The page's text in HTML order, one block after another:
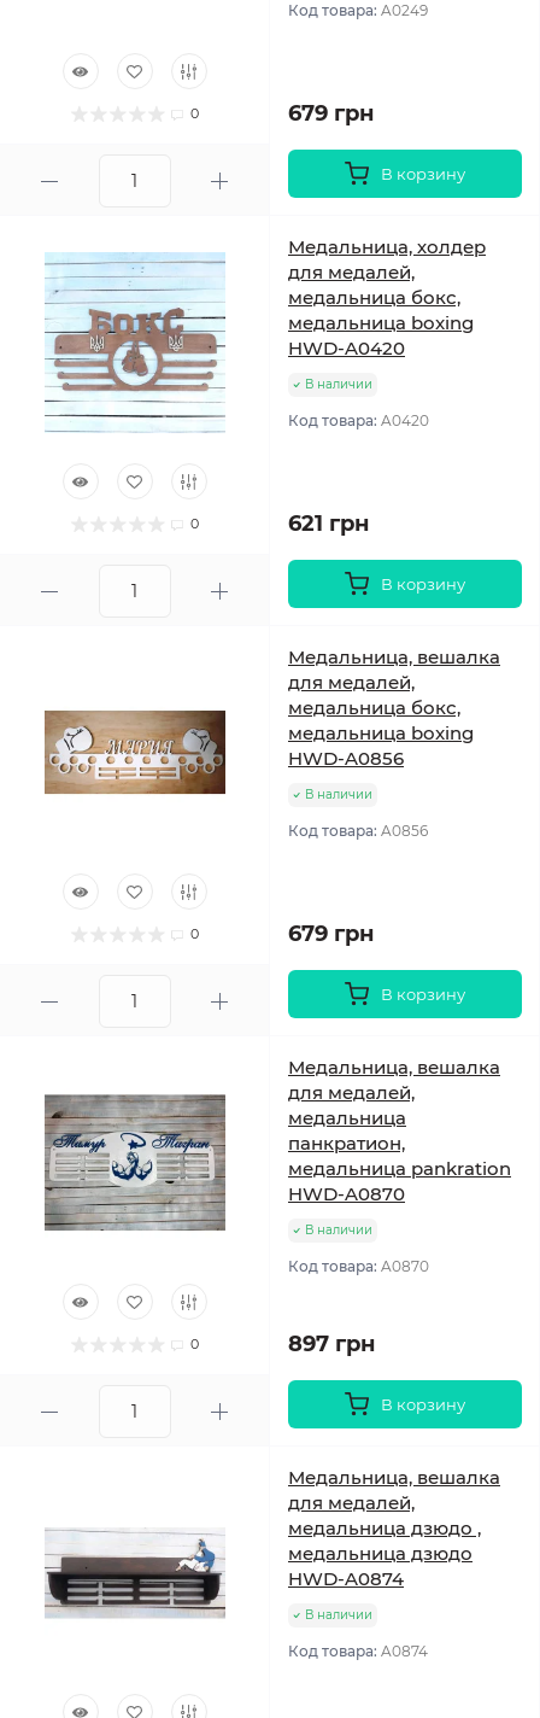
0
Код товара: A0249
679 грн
В корзину
0
Медальница, холдер
для медалей,
медальница бокс,
медальница boxing
HWD-A0420
В наличии
Код товара: A0420
621 грн
В корзину
0
Медальница, вешалка
для медалей,
медальница бокс,
медальница boxing
HWD-A0856
В наличии
Код товара: A0856
679 грн
В корзину
0
Медальница, вешалка
для медалей,
медальница
панкратион,
медальница pankration
HWD-A0870
В наличии
Код товара: A0870
897 грн
В корзину
Медальница, вешалка
для медалей,
медальница дзюдо ,
медальница дзюдо
HWD-A0874
В наличии
Код товара: A0874